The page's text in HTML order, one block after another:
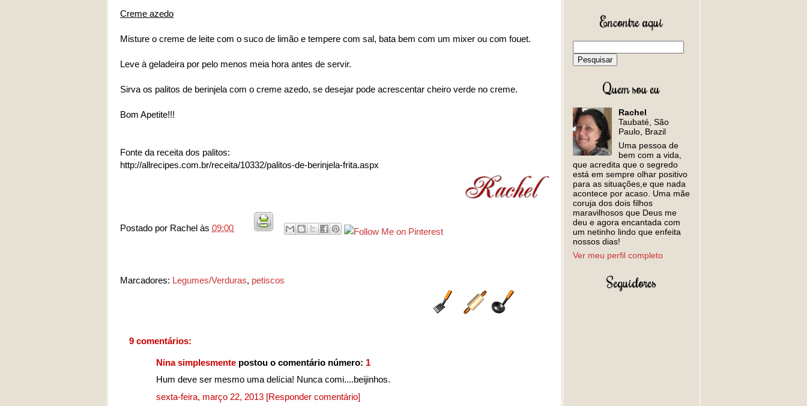
Creme azedo
Misture o creme de leite com o suco de limão e tempere com sal, bata bem com um mixer ou com fouet.
Leve à geladeira por pelo menos meia hora antes de servir.
Sirva os palitos de berinjela com o creme azedo, se desejar pode acrescentar cheiro verde no creme.
Bom Apetite!!!
Fonte da receita dos palitos:
http://allrecipes.com.br/receita/10332/palitos-de-berinjela-frita.aspx
Postado por Rachel às 09:00
Marcadores: Legumes/Verduras, petiscos
9 comentários:
Nina simplesmente postou o comentário número: 1
Hum deve ser mesmo uma delícia! Nunca comi....beijinhos.
sexta-feira, março 22, 2013 [Responder comentário]
Encontre aqui
Quem sou eu
Rachel
Taubaté, São
Paulo, Brazil
Uma pessoa de
bem com a vida,
que acredita que o segredo
está em sempre olhar positivo
para as situações,e que nada
acontece por acaso. Uma mãe
coruja dos dois filhos
maravilhosos que Deus me
deu e agora encantada com
um netinho lindo que enfeita
nossos dias!
Ver meu perfil completo
Seguidores